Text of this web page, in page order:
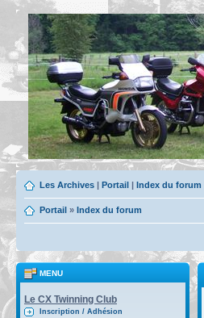
Les Archives | Portail | Index du forum
Portail » Index du forum
MENU
Le CX Twinning Club
Inscription / Adhésion